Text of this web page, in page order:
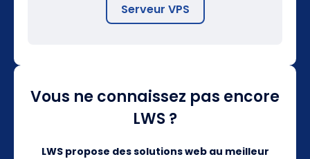
Serveur VPS
Vous ne connaissez pas encore
LWS ?
LWS propose des solutions web au meilleur